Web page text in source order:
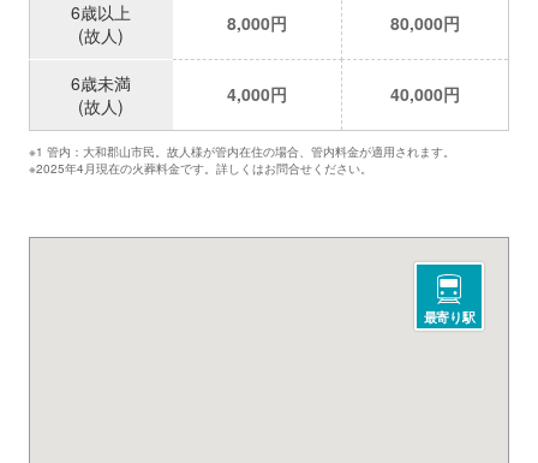
6歳以上
(故人)
8,000円 80,000円
6歳未満
(故人)
4,000円 40,000円
※1 管内：大和郡山市民。故人様が管内在住の場合、管内料金が適用されます。
※2025年4月現在の火葬料金です。詳しくはお問合せください。
最寄り駅